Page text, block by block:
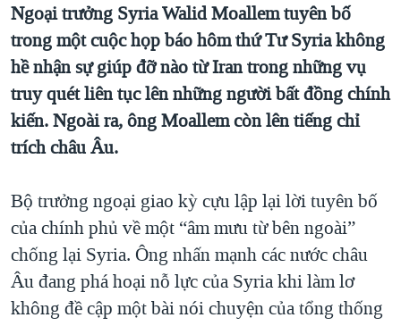
GIÁO DỤC
CHI PHÍ CHIẾN TRANH AFGHANISTAN
CÁC GIÁ TRỊ CỘNG HÒA Ở VIỆT NAM
THƯỢNG ĐỈNH TRUMP-KIM TẠI VIỆT NAM
TRỊNH VĨNH BÌNH VS. CHÍNH PHỦ VIỆT NAM
NGƯ DÂN VIỆT VÀ LÀN SÓNG TRỘM HẢI SÂM
QUAN HỆ VIỆT MỸ
Ngoại trưởng Syria Walid Moallem tuyên bố
trong một cuộc họp báo hôm thứ Tư Syria không
hề nhận sự giúp đỡ nào từ Iran trong những vụ
truy quét liên tục lên những người bất đồng chính
kiến. Ngoài ra, ông Moallem còn lên tiếng chỉ
trích châu Âu.
Bộ trưởng ngoại giao kỳ cựu lập lại lời tuyên bố
của chính phủ về một “âm mưu từ bên ngoài”
chống lại Syria. Ông nhấn mạnh các nước châu
Âu đang phá hoại nỗ lực của Syria khi làm lơ
không đề cập một bài nói chuyện của tổng thống